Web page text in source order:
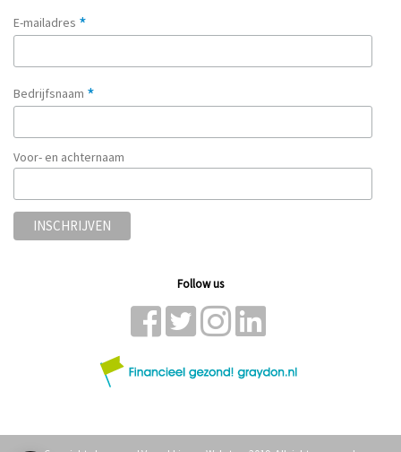
E-mailadres *
Bedrijfsnaam *
Voor- en achternaam
Follow us